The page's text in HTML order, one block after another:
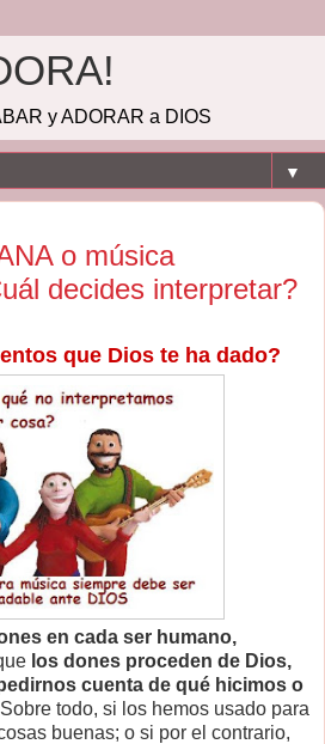
y ADORAR a DIOS
▼
o música
decides interpretar?
que Dios te ha dado?
en cada ser humano,
los dones proceden de Dios,
cuenta de qué hicimos o
Sobre todo, si los hemos usado para
buenas; o si por el contrario,